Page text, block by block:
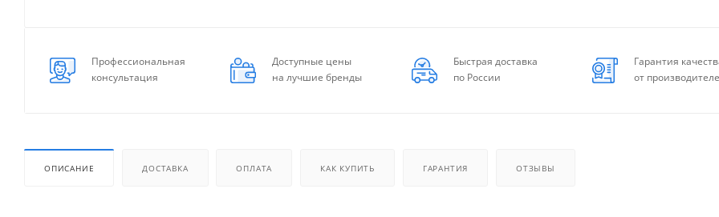
Профессиональная
консультация
Доступные цены
на лучшие бренды
Быстрая доставка
по России
Гарантия
от
ОПИСАНИЕ ДОСТАВКА ОПЛАТА КАК КУПИТЬ ГАРАНТИЯ ОТЗЫВЫ